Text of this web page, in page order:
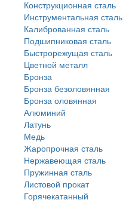
Конструкционная сталь
Инструментальная сталь
Калиброванная сталь
Подшипниковая сталь
Быстрорежущая сталь
Цветной металл
Бронза
Бронза безоловянная
Бронза оловянная
Алюминий
Латунь
Медь
Жаропрочная сталь
Нержавеющая сталь
Пружинная сталь
Листовой прокат
Горячекатанный